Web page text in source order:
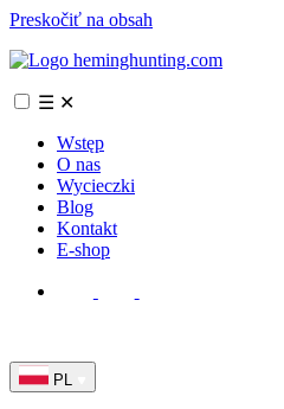
Preskočiť na obsah
☰ ✕
Wstęp
O nas
Wycieczki
Blog
Kontakt
E-shop
PL